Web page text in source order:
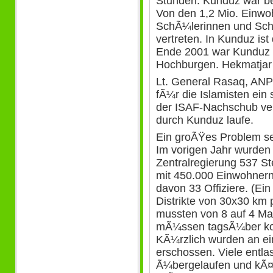
Von den 1,2 Mio.
SchÃ¼lerinnen und
vertreten. In Kunduz
Ende 2001 war
Hochburgen.
Lt. General Rasaq,
fÃ¼r die Islamisten ein
der ISAF-Nachschub
durch Kunduz laufe.
Ein groÃŸes Problem
Im vorigen Jahr
Zentralregierung 537
mit 450.000
davon 33 Offiziere.
Distrikte von 30x30 km
mussten von 8 auf 4
mÃ¼ssen tagsÃ¼ber
KÃ¼rzlich wurden an
erschossen. Viele
Ã¼bergelaufen und